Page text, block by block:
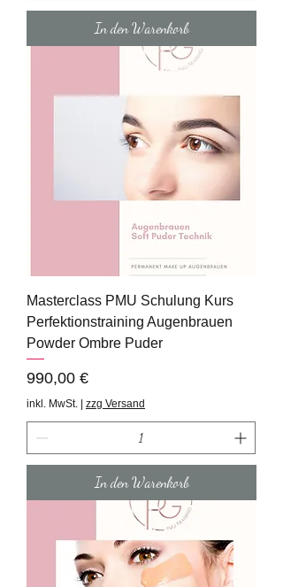
In den Warenkorb
Masterclass PMU Schulung Kurs
Perfektionstraining Augenbrauen
Powder Ombre Puder
Preis
990,00 €
inkl. MwSt. zzg Versand
In den Warenkorb